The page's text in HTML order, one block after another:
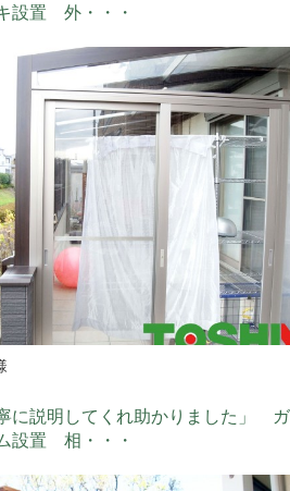
設置 外・・・
に説明してくれ助かりました」 ガ
設置 相・・・